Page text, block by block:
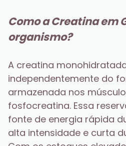
Como a Creatina em
organismo?
A creatina
independentemente do
armazenada nos
fosfocreatina. Essa
fonte de energia rápida
alta intensidade e curta